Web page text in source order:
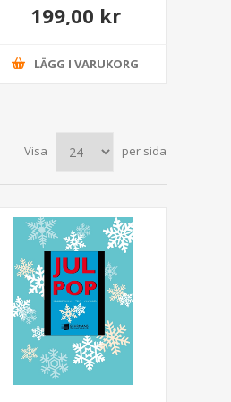
199,00 kr
LÄGG I VARUKORG
Visa per sida